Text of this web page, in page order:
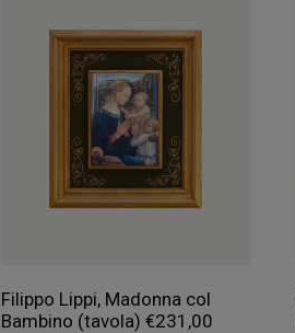
Filippo Lippi, Madonna col
Bambino (tavola)€231,00